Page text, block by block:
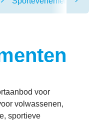
voor
volwassenen,
sportieve